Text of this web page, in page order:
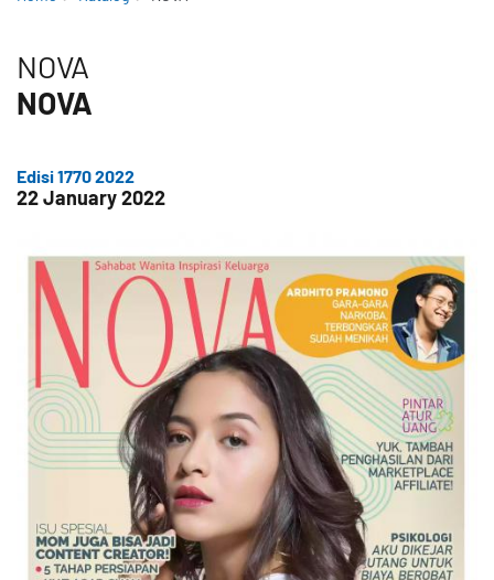
NOVA
NOVA
Edisi 1770 2022
22 January 2022